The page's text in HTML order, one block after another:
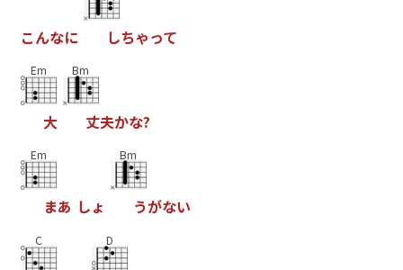
こんなに しちゃって
Em
大
Bm
丈夫かな?
Em
まあ しょ
Bm
うがない
C D